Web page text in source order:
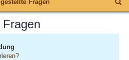
Fragen
u